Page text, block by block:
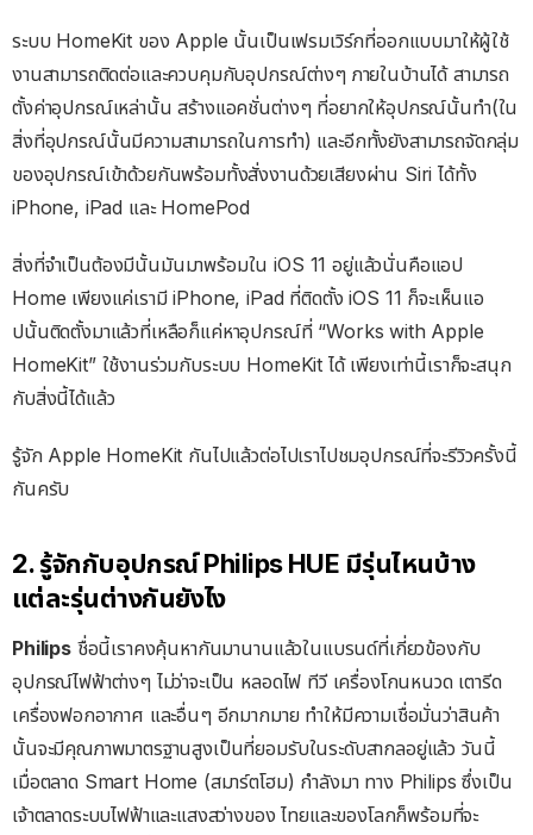
ระบบ HomeKit ของ Apple นั้นเป็นเฟรมเวิร์กที่ออกแบบมาให้ผู้ใช้
งานสามารถติดต่อและควบคุมกับอุปกรณ์ต่างๆ ภายในบ้านได้ สามารถ
ตั้งค่าอุปกรณ์เหล่านั้น สร้างแอคชั่นต่างๆ ที่อยากให้อุปกรณ์นั้นทำ(ใน
สิ่งที่อุปกรณ์นั้นมีความสามารถในการทำ) และอีกทั้งยังสามารถจัดกลุ่ม
ของอุปกรณ์เข้าด้วยกันพร้อมทั้งสั่งงานด้วยเสียงผ่าน Siri ได้ทั้ง
iPhone, iPad และ HomePod
สิ่งที่จำเป็นต้องมีนั้นมันมาพร้อมใน iOS 11 อยู่แล้วนั่นคือแอป
Home เพียงแค่เรามี iPhone, iPad ที่ติดตั้ง iOS 11 ก็จะเห็นแอ
ปนั้นติดตั้งมาแล้วที่เหลือก็แค่หาอุปกรณ์ที่ “Works with Apple
HomeKit” ใช้งานร่วมกับระบบ HomeKit ได้ เพียงเท่านี้เราก็จะสนุก
กับสิ่งนี้ได้แล้ว
รู้จัก Apple HomeKit กันไปแล้วต่อไปเราไปชมอุปกรณ์ที่จะรีวิวครั้งนี้
กันครับ
2. รู้จักกับอุปกรณ์ Philips HUE มีรุ่นไหนบ้าง
แต่ละรุ่นต่างกันยังไง
Philipsชื่อนี้เราคงคุ้นหากันมานานแล้วในแบรนด์ที่เกี่ยวข้องกับ
อุปกรณ์ไฟฟ้าต่างๆ ไม่ว่าจะเป็น หลอดไฟ ทีวี เครื่องโกนหนวด เตารีด
เครื่องฟอกอากาศ และอื่นๆ อีกมากมาย ทำให้มีความเชื่อมั่นว่าสินค้า
นั้นจะมีคุณภาพมาตรฐานสูงเป็นที่ยอมรับในระดับสากลอยู่แล้ว วันนี้
เมื่อตลาด Smart Home (สมาร์ตโฮม) กำลังมา ทาง Philips ซึ่งเป็น
เจ้าตลาดระบบไฟฟ้าและแสงสว่างของ ไทยและของโลกก็พร้อมที่จะ